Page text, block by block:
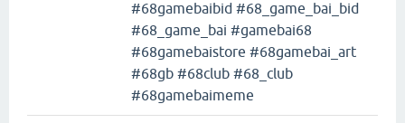
#68gamebaibid #68_game_bai_bid
#68_game_bai #gamebai68
#68gamebaistore #68gamebai_art
#68gb #68club #68_club
#68gamebaimeme